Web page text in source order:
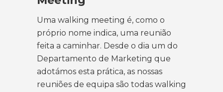
Uma walking meeting é, como o
próprio nome indica, uma reunião
feita a caminhar. Desde o dia um do
Departamento de Marketing que
adotámos esta prática, as nossas
reuniões de equipa são todas walking